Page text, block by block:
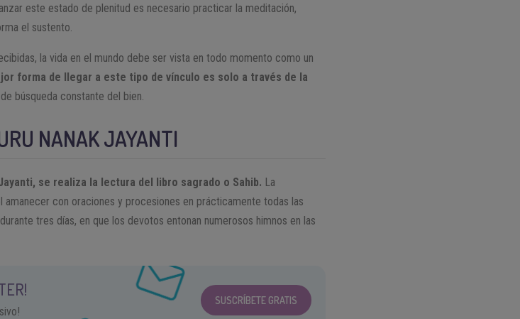
este estado de plenitud es necesario practicar la meditación,
el sustento.
la vida en el mundo debe ser vista en todo momento como un
forma de llegar a este tipo de vínculo es solo a través de la
búsqueda constante del bien.
NANAK JAYANTI
se realiza la lectura del libro sagrado o Sahib. La
con oraciones y procesiones en prácticamente todas las
tres días, en que los devotos entonan numerosos himnos en las
SUSCRÍBETE GRATIS